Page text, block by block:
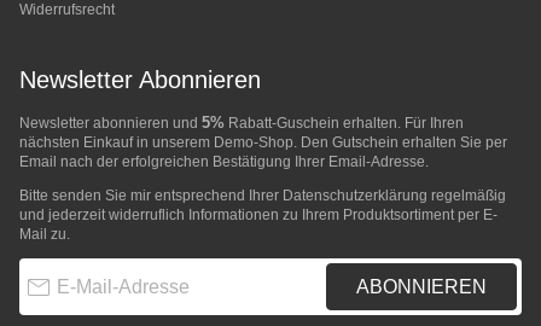
Widerrufsrecht
Newsletter Abonnieren
Newsletter abonnieren und 5% Rabatt-Guschein erhalten. Für Ihren
nächsten Einkauf in unserem Demo-Shop. Den Gutschein erhalten Sie per
Email nach der erfolgreichen Bestätigung Ihrer Email-Adresse.
Bitte senden Sie mir entsprechend Ihrer Datenschutzerklärung regelmäßig
und jederzeit widerruflich Informationen zu Ihrem Produktsortiment per E-
Mail zu.
ABONNIEREN